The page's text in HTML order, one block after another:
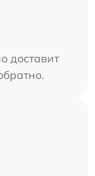
доставит